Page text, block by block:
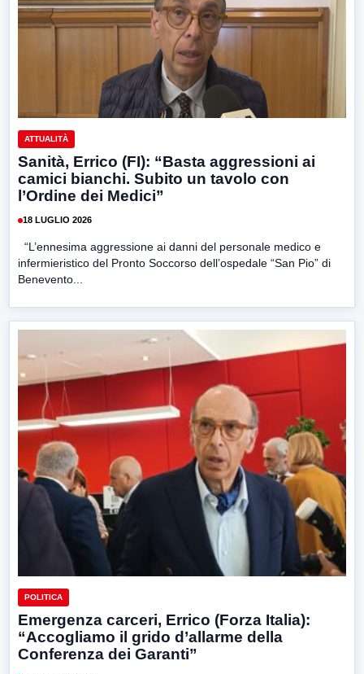
ATTUALITÀ
Sanità, Errico (FI): “Basta aggressioni ai
camici bianchi. Subito un tavolo con
l’Ordine dei Medici”
18 LUGLIO 2026
“L’ennesima aggressione ai danni del personale medico e
infermieristico del Pronto Soccorso dell’ospedale “San Pio” di
Benevento...
POLITICA
Emergenza carceri, Errico (Forza Italia):
“Accogliamo il grido d’allarme della
Conferenza dei Garanti”